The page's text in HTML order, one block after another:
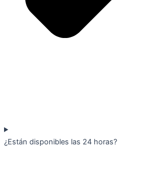
¿Están disponibles las 24 horas?